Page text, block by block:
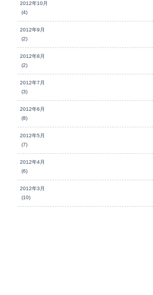
2012年10月
(4)
2012年9月
(2)
2012年8月
(2)
2012年7月
(3)
2012年6月
(8)
2012年5月
(7)
2012年4月
(6)
2012年3月
(10)